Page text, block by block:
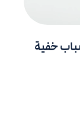
خفية